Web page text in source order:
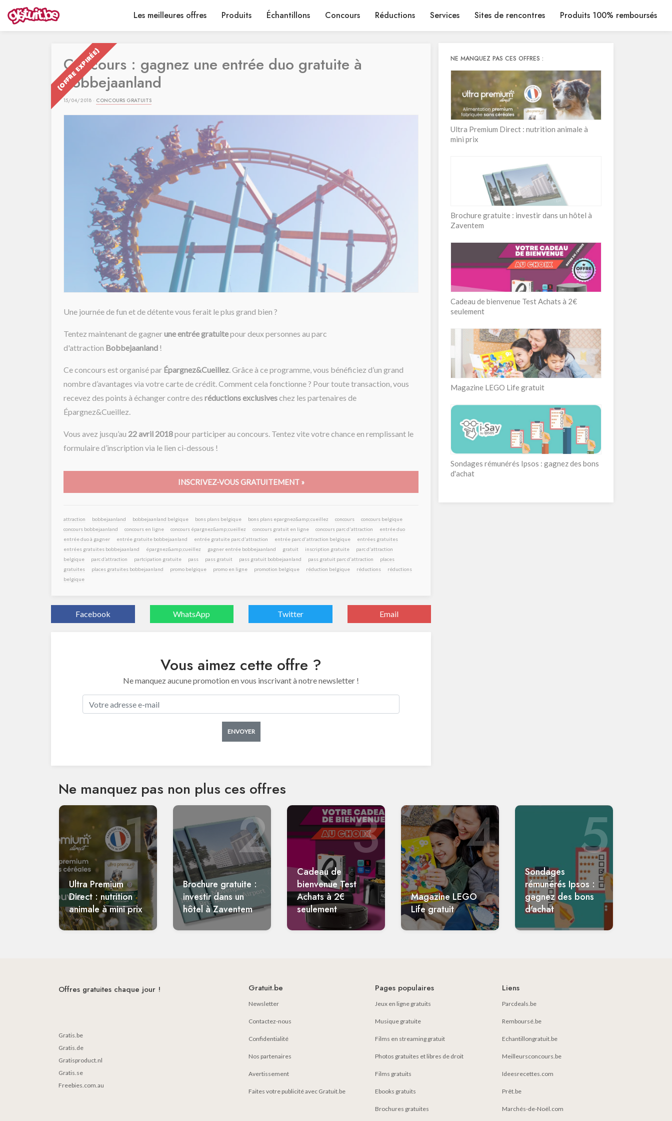
Les meilleures offres Produits Échantillons Concours Réductions Services Sites de rencontres Produits 100% remboursés
{OFFRE EXPIRÉE}
Concours : gagnez une entrée duo gratuite à
Bobbejaanland
15/04/2018 · CONCOURS GRATUITS
Une journée de fun et de détente vous ferait le plus grand bien ?
Tentez maintenant de gagnerune entrée gratuitepour deux personnes au parc
d'attraction Bobbejaanland !
Ce concours est organisé par Épargnez&Cueillez. Grâce à ce programme, vous bénéficiez d’un grand
nombre d’avantages via votre carte de crédit. Comment cela fonctionne ? Pour toute transaction, vous
recevez des points à échanger contre des réductions exclusiveschez les partenaires de
Épargnez&Cueillez.
Vous avez jusqu’au 22 avril 2018pour participer au concours. Tentez vite votre chance en remplissant le
formulaire d’inscription via le lien ci-dessous !
INSCRIVEZ-VOUS GRATUITEMENT »
attraction bobbejaanland bobbejaanland belgique bons plans belgique bons plans epargnez&amp;cueillez concours
concours belgique
concours bobbejaanland
concours en ligne concours épargnez&amp;cueillez concours gratuit en ligne concours parc d'attraction
entrée duo
entrée duo à gagner
entrée gratuite bobbejaanland entrée gratuite parc d'attraction entrée parc d'attraction belgique
entrées gratuites
entrées gratuites bobbejaanland
épargnez&amp;cueillez gagner entrée bobbejaanland gratuit inscription gratuite
parc d'attraction
belgique
parc d’attraction partcipation gratuite pass pass gratuit pass gratuit bobbejaanland pass gratuit parc d'attraction
places
gratuites
places gratuites bobbejaanland promo belgique promo en ligne promotion belgique réduction belgique réductions
réductions
belgique
Facebook WhatsApp Twitter Email
Vous aimez cette offre ?
Ne manquez aucune promotion en vous inscrivant à notre newsletter !
ENVOYER
NE MANQUEZ PAS CES OFFRES :
Ultra Premium Direct : nutrition animale à
mini prix
Brochure gratuite : investir dans un hôtel à
Zaventem
Cadeau de bienvenue Test Achats à 2€
seulement
Magazine LEGO Life gratuit
Sondages rémunérés Ipsos : gagnez des bons
d'achat
Ne manquez pas non plus ces offres
1
Ultra Premium
Direct : nutrition
animale à mini prix
2
Brochure gratuite :
investir dans un
hôtel à Zaventem
3
Cadeau de
bienvenue Test
Achats à 2€
seulement
4
Magazine LEGO
Life gratuit
5
Sondages
rémunérés Ipsos :
gagnez des bons
d'achat
Offres gratuites chaque jour !
Gratis.be
Gratis.de
Gratisproduct.nl
Gratis.se
Freebies.com.au
Gratuit.be
Newsletter
Contactez-nous
Confidentialité
Nos partenaires
Avertissement
Faites votre publicité avec Gratuit.be
Pages populaires
Jeux en ligne gratuits
Musique gratuite
Films en streaming gratuit
Photos gratuites et libres de droit
Films gratuits
Ebooks gratuits
Brochures gratuites
Liens
Parcdeals.be
Remboursé.be
Echantillongratuit.be
Meilleursconcours.be
Ideesrecettes.com
Prêt.be
Marchés-de-Noël.com